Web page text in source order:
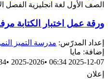
الصف الأول لغة انجليزية الفصل
ورقة عمل اختبار الكتابة
إعداد المدرّس: مدرسة التميز
إضافة: مايا
2025-12-07 06:34
•
2025-2026
•
إعلان